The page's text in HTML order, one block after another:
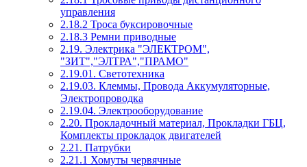
управления
2.18.2 Троса буксировочные
2.18.3 Ремни приводные
2.19. Электрика "ЭЛЕКТРОМ",
"ЗИТ","ЭЛТРА","ПРАМО"
2.19.01. Светотехника
2.19.03. Клеммы, Провода Аккумуляторные,
Электропроводка
2.19.04. Электрооборудование
2.20. Прокладочный материал, Прокладки ГБЦ,
Комплекты прокладок двигателей
2.21. Патрубки
2.21.1 Хомуты червячные